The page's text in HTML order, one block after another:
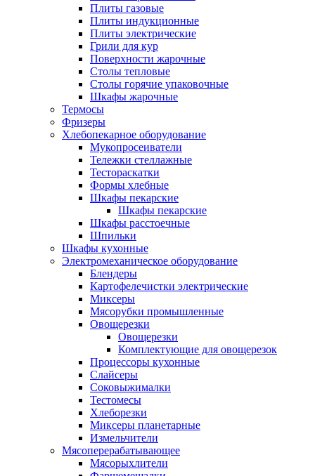
Плиты газовые
Плиты индукционные
Плиты электрические
Грили для кур
Поверхности жарочные
Столы тепловые
Столы горячие упаковочные
Шкафы жарочные
Термосы
Фризеры
Хлебопекарное оборудование
Мукопросеиватели
Тележки стеллажные
Тестораскатки
Формы хлебные
Шкафы пекарские
Шкафы пекарские
Шкафы расстоечные
Шпильки
Шкафы кухонные
Электромеханическое оборудование
Блендеры
Картофелечистки электрические
Миксеры
Мясорубки промышленные
Овощерезки
Овощерезки
Комплектующие для овощерезок
Процессоры кухонные
Слайсеры
Соковыжималки
Тестомесы
Хлеборезки
Миксеры планетарные
Измельчители
Мясоперерабатывающее
Мясорыхлители